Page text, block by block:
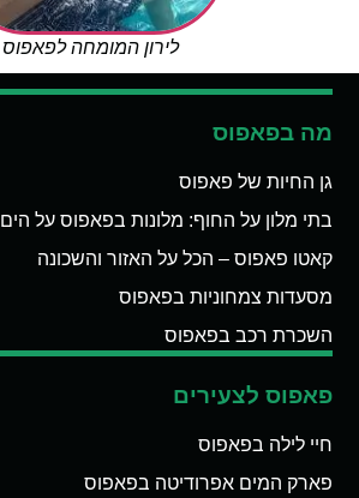
לירון המומחה לפאפוס
מה בפאפוס
גן החיות של פאפוס
בתי מלון על החוף: מלונות בפאפוס על הים
קאטו פאפוס – הכל על האזור והשכונה
מסעדות צמחוניות בפאפוס
השכרת רכב בפאפוס
פאפוס לצעירים
חיי לילה בפאפוס
פארק המים אפרודיטה בפאפוס